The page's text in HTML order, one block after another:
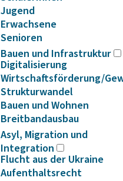
Jugend
Erwachsene
Senioren
Bauen und Infrastruktur
Digitalisierung
Wirtschaftsförderung/
Strukturwandel
Bauen und Wohnen
Breitbandausbau
Asyl, Migration und
Integration
Flucht aus der Ukraine
Aufenthaltsrecht